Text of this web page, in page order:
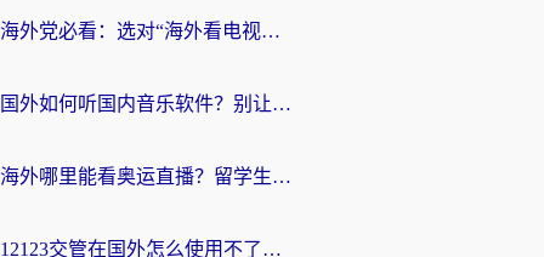
海外党必看：选对“海外看电视剧软件”，再也不用愁国内剧刷不了
国外如何听国内音乐软件？别让地域限制，断了你的中文歌单
海外哪里能看奥运直播？留学生&海外华人必看的体育赛事观赛终极指南
12123交管在国外怎么使用不了？海外华人必看的无缝访问国内资源指南